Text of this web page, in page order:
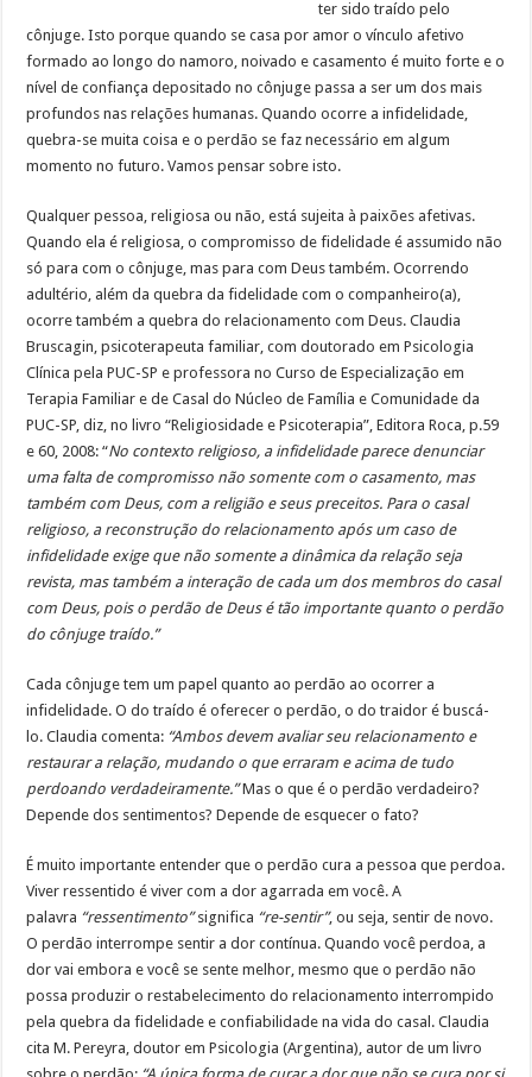
ter sido traído pelo
cônjuge. Isto porque quando se casa por amor o vínculo afetivo
formado ao longo do namoro, noivado e casamento é muito forte e o
nível de confiança depositado no cônjuge passa a ser um dos mais
profundos nas relações humanas. Quando ocorre a infidelidade,
quebra-se muita coisa e o perdão se faz necessário em algum
momento no futuro. Vamos pensar sobre isto.
Qualquer pessoa, religiosa ou não, está sujeita à paixões afetivas.
Quando ela é religiosa, o compromisso de fidelidade é assumido não
só para com o cônjuge, mas para com Deus também. Ocorrendo
adultério, além da quebra da fidelidade com o companheiro(a),
ocorre também a quebra do relacionamento com Deus. Claudia
Bruscagin, psicoterapeuta familiar, com doutorado em Psicologia
Clínica pela PUC-SP e professora no Curso de Especialização em
Terapia Familiar e de Casal do Núcleo de Família e Comunidade da
PUC-SP, diz, no livro “Religiosidade e Psicoterapia”, Editora Roca, p.59
e 60, 2008: “No contexto religioso, a infidelidade parece denunciar
uma falta de compromisso não somente com o casamento, mas
também com Deus, com a religião e seus preceitos. Para o casal
religioso, a reconstrução do relacionamento após um caso de
infidelidade exige que não somente a dinâmica da relação seja
revista, mas também a interação de cada um dos membros do casal
com Deus, pois o perdão de Deus é tão importante quanto o perdão
do cônjuge traído.”
Cada cônjuge tem um papel quanto ao perdão ao ocorrer a
infidelidade. O do traído é oferecer o perdão, o do traidor é buscá-
lo. Claudia comenta: “Ambos devem avaliar seu relacionamento e
restaurar a relação, mudando o que erraram e acima de tudo
perdoando verdadeiramente.”Mas o que é o perdão verdadeiro?
Depende dos sentimentos? Depende de esquecer o fato?
É muito importante entender que o perdão cura a pessoa que perdoa.
Viver ressentido é viver com a dor agarrada em você. A
palavra “ressentimento”significa “re-sentir”, ou seja, sentir de novo.
O perdão interrompe sentir a dor contínua. Quando você perdoa, a
dor vai embora e você se sente melhor, mesmo que o perdão não
possa produzir o restabelecimento do relacionamento interrompido
pela quebra da fidelidade e confiabilidade na vida do casal. Claudia
cita M. Pereyra, doutor em Psicologia (Argentina), autor de um livro